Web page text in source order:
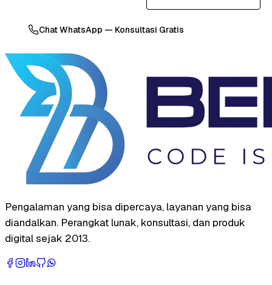
Chat WhatsApp — Konsultasi Gratis
Pengalaman yang bisa dipercaya, layanan yang bisa
diandalkan. Perangkat lunak, konsultasi, dan produk
digital sejak 2013.